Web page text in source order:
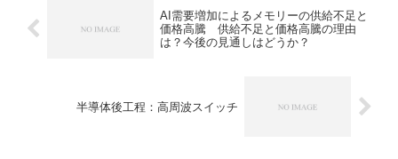
が可能な理由を知ることができます。
AI需要増加によるメモリーの供給不足と
価格高騰 供給不足と価格高騰の理由
は？今後の見通しはどうか？
半導体後工程：高周波スイッチ